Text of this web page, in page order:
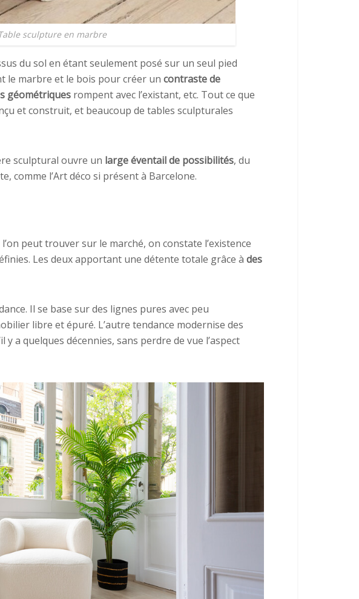
sculpture en marbre
du sol en étant seulement posé sur un seul pied
le marbre et le bois pour créer un contraste de
géométriques rompent avec l’existant, etc. Tout ce que
et construit, et beaucoup de tables sculpturales
sculptural ouvre un large éventail de possibilités, du
comme l’Art déco si présent à Barcelone.
peut trouver sur le marché, on constate l’existence
Les deux apportant une détente totale grâce à des
Il se base sur des lignes pures avec peu
libre et épuré. L’autre tendance modernise des
y a quelques décennies, sans perdre de vue l’aspect